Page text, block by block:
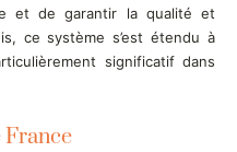
et de garantir la qualité et
ce système s’est étendu à
significatif dans
France